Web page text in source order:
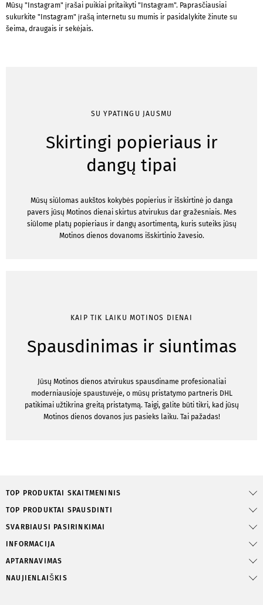
Mūsų "Instagram" įrašai puikiai pritaikyti "Instagram". Paprasčiausiai
sukurkite "Instagram" įrašą internetu su mumis ir pasidalykite žinute su
šeima, draugais ir sekėjais.
SU YPATINGU JAUSMU
Skirtingi popieriaus ir
dangų tipai
Mūsų siūlomas aukštos kokybės popierius ir išskirtinė jo danga
pavers jūsų Motinos dienai skirtus atvirukus dar gražesniais. Mes
siūlome platų popieriaus ir dangų asortimentą, kuris suteiks jūsų
Motinos dienos dovanoms išskirtinio žavesio.
KAIP TIK LAIKU MOTINOS DIENAI
Spausdinimas ir siuntimas
Jūsų Motinos dienos atvirukus spausdiname profesionaliai
moderniausioje spaustuvėje, o mūsų pristatymo partneris DHL
patikimai užtikrina greitą pristatymą. Taigi, galite būti tikri, kad jūsų
Motinos dienos dovanos jus pasieks laiku. Tai pažadas!
TOP PRODUKTAI SKAITMENINIS
TOP PRODUKTAI SPAUSDINTI
SVARBIAUSI PASIRINKIMAI
INFORMACIJA
APTARNAVIMAS
NAUJIENLAIŠKIS